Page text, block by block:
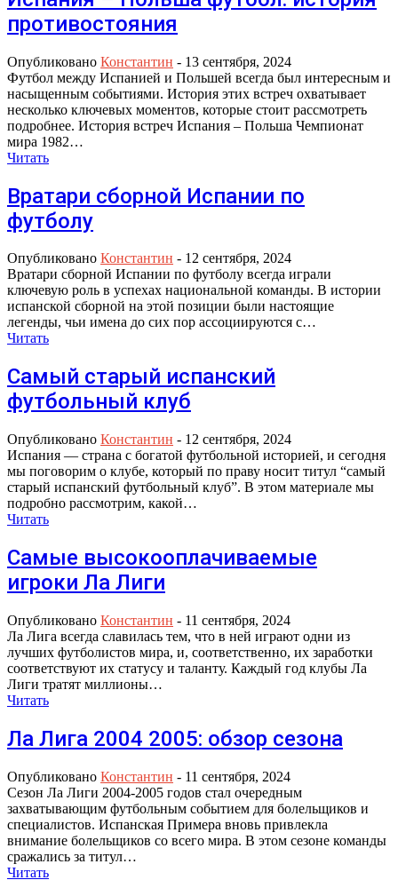
противостояния
Опубликовано Константин - 13 сентября, 2024
Футбол между Испанией и Польшей всегда был интересным и
насыщенным событиями. История этих встреч охватывает
несколько ключевых моментов, которые стоит рассмотреть
подробнее. История встреч Испания – Польша Чемпионат
мира 1982…
Читать
Вратари сборной Испании по
футболу
Опубликовано Константин - 12 сентября, 2024
Вратари сборной Испании по футболу всегда играли
ключевую роль в успехах национальной команды. В истории
испанской сборной на этой позиции были настоящие
легенды, чьи имена до сих пор ассоциируются с…
Читать
Самый старый испанский
футбольный клуб
Опубликовано Константин - 12 сентября, 2024
Испания — страна с богатой футбольной историей, и сегодня
мы поговорим о клубе, который по праву носит титул “самый
старый испанский футбольный клуб”. В этом материале мы
подробно рассмотрим, какой…
Читать
Самые высокооплачиваемые
игроки Ла Лиги
Опубликовано Константин - 11 сентября, 2024
Ла Лига всегда славилась тем, что в ней играют одни из
лучших футболистов мира, и, соответственно, их заработки
соответствуют их статусу и таланту. Каждый год клубы Ла
Лиги тратят миллионы…
Читать
Ла Лига 2004 2005: обзор сезона
Опубликовано Константин - 11 сентября, 2024
Сезон Ла Лиги 2004-2005 годов стал очередным
захватывающим футбольным событием для болельщиков и
специалистов. Испанская Примера вновь привлекла
внимание болельщиков со всего мира. В этом сезоне команды
сражались за титул…
Читать